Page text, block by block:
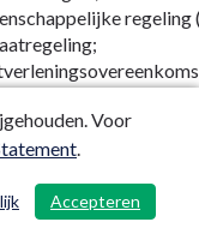
regeling
(van
die - met de
wet- en
/ 107
Voor
.
Accepteren